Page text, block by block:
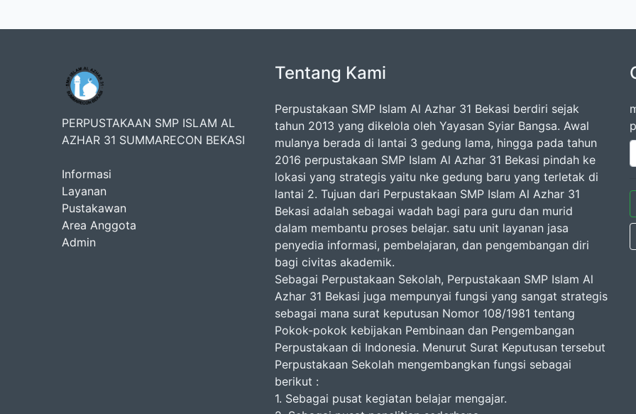
PERPUSTAKAAN SMP ISLAM AL
AZHAR 31 SUMMARECON BEKASI
Informasi
Layanan
Pustakawan
Area Anggota
Admin
Tentang Kami
Perpustakaan SMP Islam Al Azhar 31 Bekasi berdiri sejak
tahun 2013 yang dikelola oleh Yayasan Syiar Bangsa. Awal
mulanya berada di lantai 3 gedung lama, hingga pada tahun
2016 perpustakaan SMP Islam Al Azhar 31 Bekasi pindah ke
lokasi yang strategis yaitu nke gedung baru yang terletak di
lantai 2. Tujuan dari Perpustakaan SMP Islam Al Azhar 31
Bekasi adalah sebagai wadah bagi para guru dan murid
dalam membantu proses belajar. satu unit layanan jasa
penyedia informasi, pembelajaran, dan pengembangan diri
bagi civitas akademik.
Sebagai Perpustakaan Sekolah, Perpustakaan SMP Islam Al
Azhar 31 Bekasi juga mempunyai fungsi yang sangat strategis
sebagai mana surat keputusan Nomor 108/1981 tentang
Pokok-pokok kebijakan Pembinaan dan Pengembangan
Perpustakaan di Indonesia. Menurut Surat Keputusan tersebut
Perpustakaan Sekolah mengembangkan fungsi sebagai
berikut :
1. Sebagai pusat kegiatan belajar mengajar.